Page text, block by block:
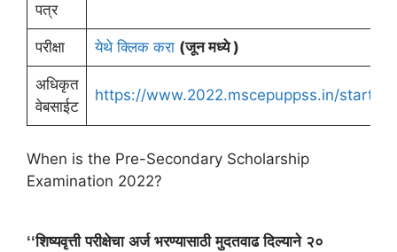
पत्र
परीक्षा येथे क्लिक करा (जून मध्ये )
अधिकृत
वेबसाईट
https://www.2022.mscepuppss.in/
When is the Pre-Secondary Scholarship
Examination 2022?
‘‘शिष्यवृत्ती परीक्षेचा अर्ज भरण्यासाठी मुदतवाढ दिल्याने २०